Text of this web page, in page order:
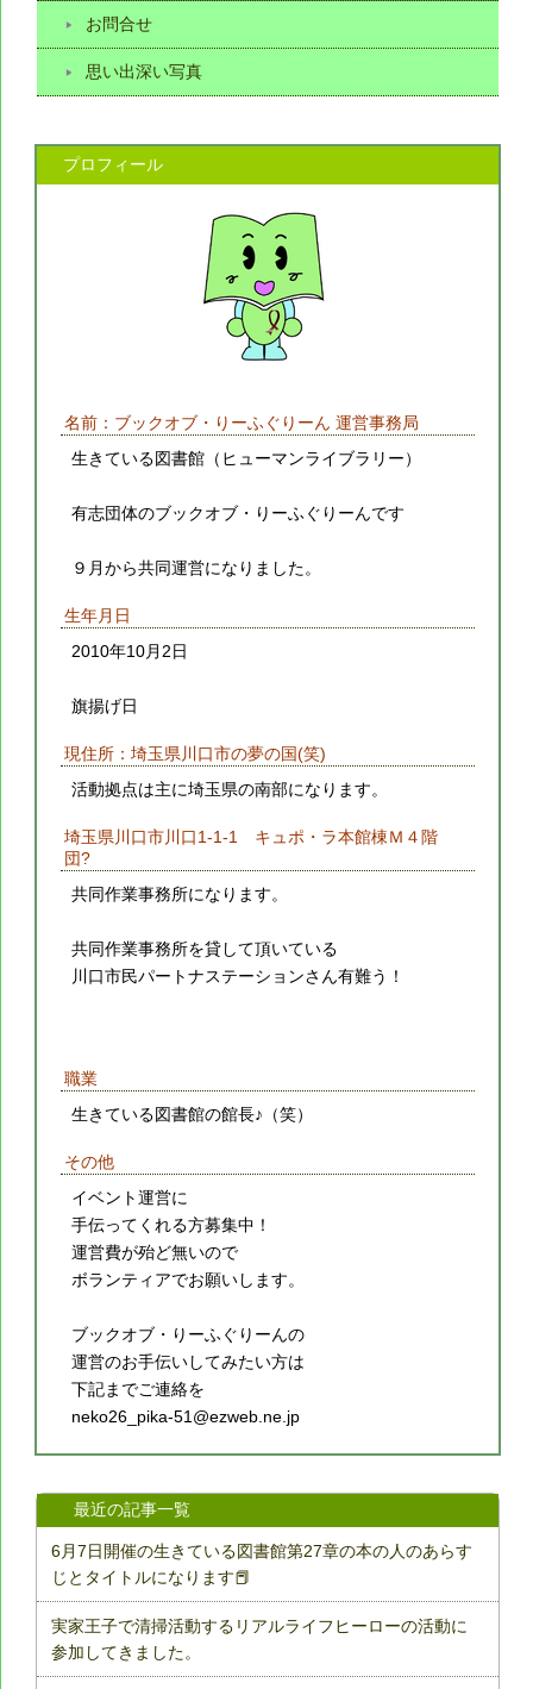
お問合せ
思い出深い写真
プロフィール
名前：ブックオブ・りーふぐりーん 運営事務局
生きている図書館（ヒューマンライブラリー）
有志団体のブックオブ・りーふぐりーんです
９月から共同運営になりました。
生年月日
2010年10月2日
旗揚げ日
現住所：埼玉県川口市の夢の国(笑)
活動拠点は主に埼玉県の南部になります。
埼玉県川口市川口1-1-1 キュポ・ラ本館棟Ｍ４階
団?
共同作業事務所になります。
共同作業事務所を貸して頂いている
川口市民パートナステーションさん有難う！
職業
生きている図書館の館長♪（笑）
その他
イベント運営に
手伝ってくれる方募集中！
運営費が殆ど無いので
ボランティアでお願いします。
ブックオブ・りーふぐりーんの
運営のお手伝いしてみたい方は
下記までご連絡を
neko26_pika-51@ezweb.ne.jp
最近の記事一覧
6月7日開催の生きている図書館第27章の本の人のあらす
じとタイトルになります📕
実家王子で清掃活動するリアルライフヒーローの活動に
参加してきました。